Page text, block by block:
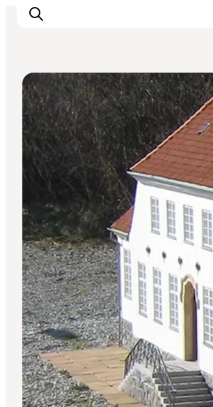
Inspirasjon
Reisemål
Aktiviteter
Overnatting
Planlegg reisen
Arkitektur og byrum